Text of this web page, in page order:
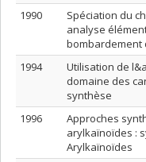
1990
Spéciation du
analyse
bombardement
1994
Utilisation de
domaine des
synthèse
1996
Approches
arylkaïnoïdes :
Arylkaïnoïdes